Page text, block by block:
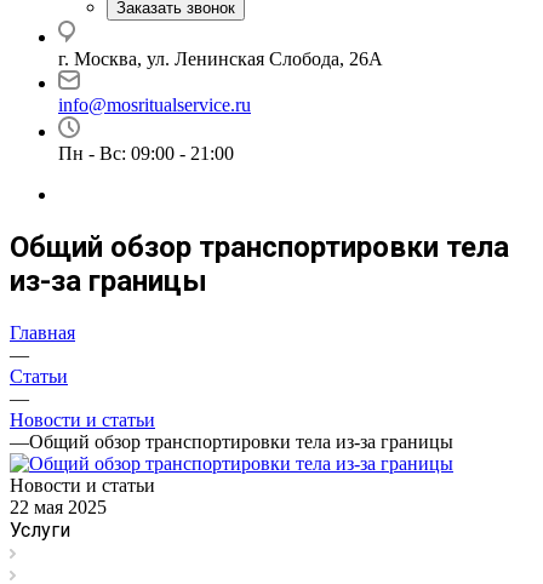
Заказать звонок
г. Москва, ул. Ленинская Слобода, 26А
info@mosritualservice.ru
Пн - Вс: 09:00 - 21:00
Общий обзор транспортировки тела
из-за границы
Главная
—
Статьи
—
Новости и статьи
—Общий обзор транспортировки тела из-за границы
Новости и статьи
22 мая 2025
Услуги